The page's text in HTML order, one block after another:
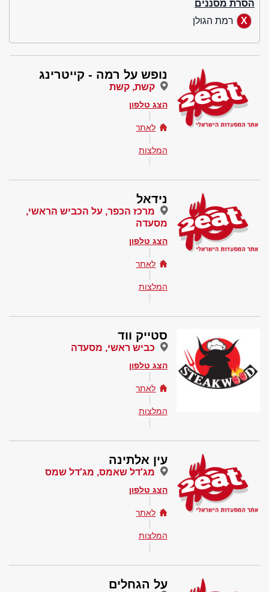
הסרת מסננים
רמת הגולן
נופש על רמה - קייטרינג
קשת, קשת
הצג טלפון
לאתר
המלצות
נידאל
מרכז הכפר, על הכביש הראשי,
מסעדה
הצג טלפון
לאתר
המלצות
סטייק ווד
כביש ראשי, מסעדה
הצג טלפון
לאתר
המלצות
עין אלתינה
מג'דל שאמס, מג'דל שמס
הצג טלפון
לאתר
המלצות
על הגחלים